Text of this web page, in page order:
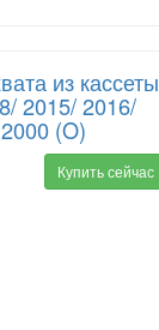
из кассеты
2015/ 2016/
(O)
Купить сейчас